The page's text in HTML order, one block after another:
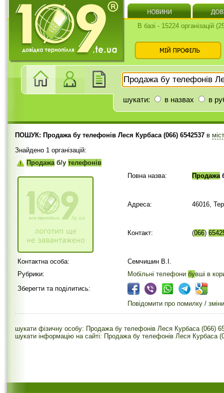
В базі - 15224 організацій
шукати: в назвах в
ПОШУК: Продажа бу телефонів Леся Курбаса (066) 6542537 в
Знайдено 1 організацій:
Продажаб/у телефонів
Повна назва:
Продажа
Адреса: 46016,
Контакт: (066)
Контактна особа:
Семчишин В.І.
Рубрики:
Мобільні телефони бувші в
Зберегти та поділитись:
Повідомити про помилку / зміни
шукати фізичну особу: Продажа бу телефонів Леся Курбаса (066)
шукати інформацію на сайті: Продажа бу телефонів Леся Курбаса